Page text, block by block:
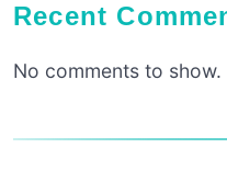
Recent
No comments to show.